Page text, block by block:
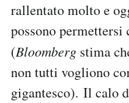
rallentato molto e
possono permettersi
(Bloomberg stima
non tutti vogliono
gigantesco). Il calo